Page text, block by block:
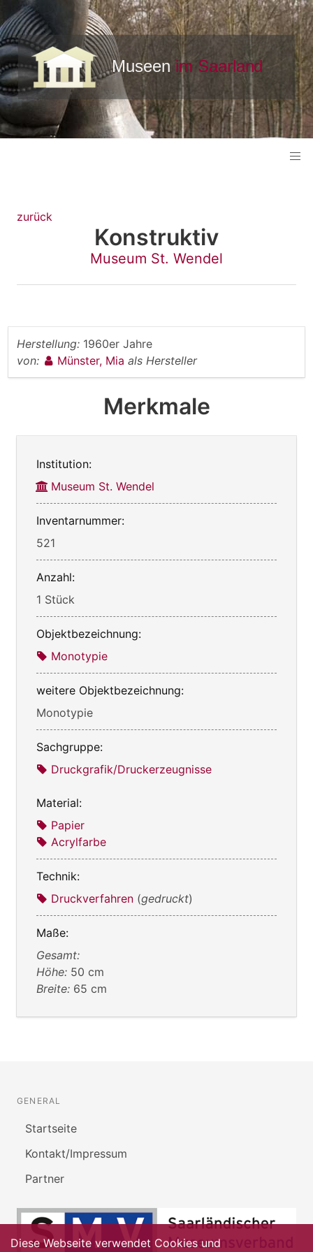
zurück
Konstruktiv
Museum St. Wendel
Herstellung: 1960er Jahre
von:
Münster, Mia als Hersteller
Merkmale
Institution:
Museum St. Wendel
Inventarnummer:
521
Anzahl:
1 Stück
Objektbezeichnung:
Monotypie
weitere Objektbezeichnung:
Monotypie
Sachgruppe:
Druckgrafik/Druckerzeugnisse
Material:
Papier
Acrylfarbe
Technik:
Druckverfahren (gedruckt)
Maße:
Gesamt:
Höhe: 50 cm
Breite: 65 cm
GENERAL
Startseite
Kontakt/Impressum
Partner
Diese Webseite verwendet Cookies und